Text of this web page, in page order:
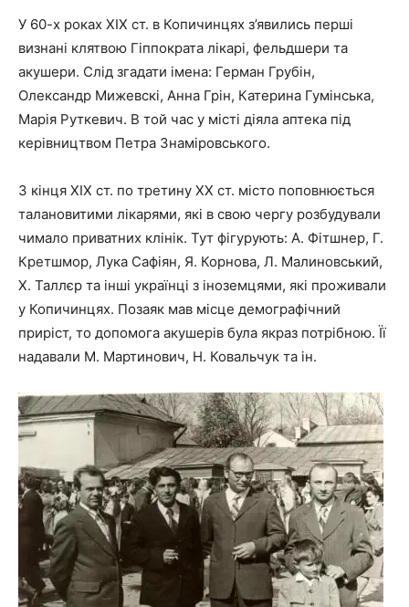
У 60-х роках ХІХ ст. в Копичинцях з’явились перші
визнані клятвою Гіппократа лікарі, фельдшери та
акушери. Слід згадати імена: Герман Грубін,
Олександр Мижевскі, Анна Грін, Катерина Гумінська,
Марія Руткевич. В той час у місті діяла аптека під
керівництвом Петра Знаміровського.
З кінця ХІХ ст. по третину ХХ ст. місто поповнюється
талановитими лікарями, які в свою чергу розбудували
чимало приватних клінік. Тут фігурують: А. Фітшнер, Г.
Кретшмор, Лука Сафіян, Я. Корнова, Л. Малиновський,
Х. Таллєр та інші українці з іноземцями, які проживали
у Копичинцях. Позаяк мав місце демографічний
приріст, то допомога акушерів була якраз потрібною. Її
надавали М. Мартинович, Н. Ковальчук та ін.